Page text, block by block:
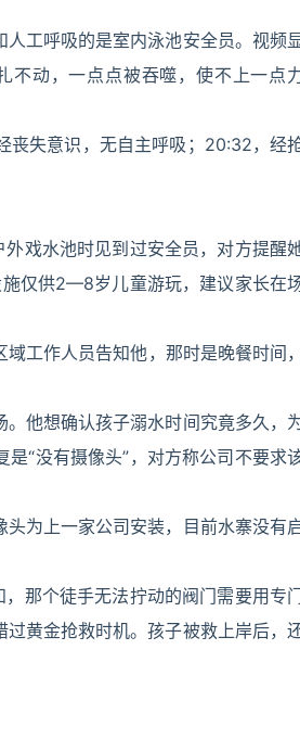
工呼吸的是室内泳池安全员。视频
不动，一点点被吞噬，使不上一点
丧失意识，无自主呼吸；20:32，经
戏水池时见到过安全员，对方提醒
施仅供2—8岁儿童游玩，建议家长在
工作人员告知他，那时是晚餐时间，
他想确认孩子溺水时间究竟多久，
“没有摄像头”，对方称公司不要求
为上一家公司安装，目前水寨没有
那个徒手无法拧动的阀门需要用专
黄金抢救时机。孩子被救上岸后，